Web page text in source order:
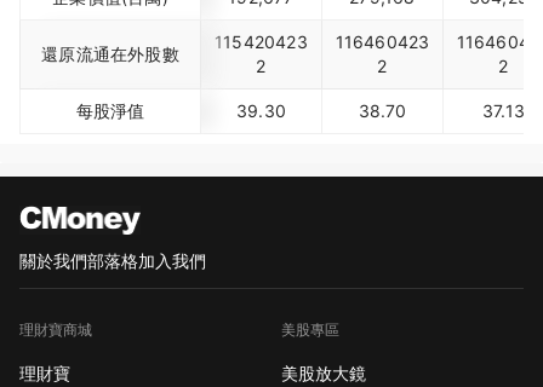
還原流通在外股數
115420423
2
116460423
2
2
每股淨值 39.30 38.70 37.13
關於我們部落格加入我們
理財寶商城
理財寶
美股專區
美股放大鏡